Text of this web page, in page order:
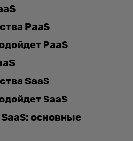
PaaS
PaaS
SaaS
SaaS
SaaS: основные